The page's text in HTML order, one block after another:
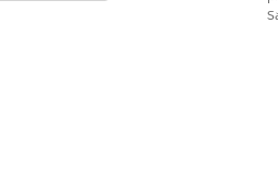
Este proceso de servicio incluye